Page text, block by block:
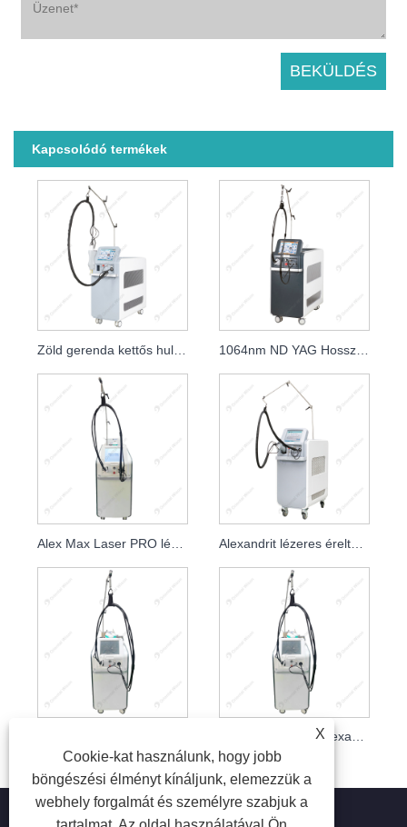
Kapcsolódó termékek
Zöld gerenda kettős hullámhosszú fájdalommentes alexandrit lézer szőreltávolítás
Alex Max Laser PRO léghűtéses szépségszalon és klinika
X
Cookie-kat használunk, hogy jobb
böngészési élményt kínáljunk, elemezzük a
webhely forgalmát és személyre szabjuk a